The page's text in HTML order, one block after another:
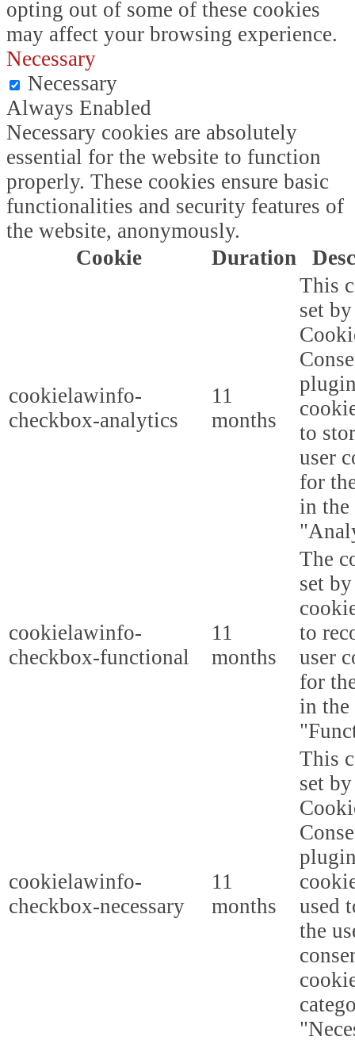
opting out of some of these cookies
may affect your browsing experience.
Necessary
Necessary
Always Enabled
Necessary cookies are absolutely
essential for the website to function
properly. These cookies ensure basic
functionalities and security features of
the website, anonymously.
Cookie
Duration
cookielawinfo-
checkbox-analytics
11
months
This
set
to
user
for
in the
cookielawinfo-
checkbox-functional
11
months
The
set
to
user
for
in the
cookielawinfo-
checkbox-necessary
11
months
This
set
used
the